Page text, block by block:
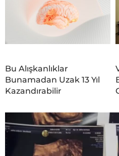
Bu Alışkanlıklar
Bunamadan Uzak 13 Yıl
Kazandırabilir